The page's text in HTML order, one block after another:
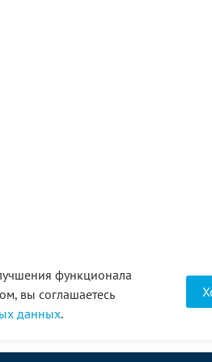
функционала
вы соглашаетесь
данных.